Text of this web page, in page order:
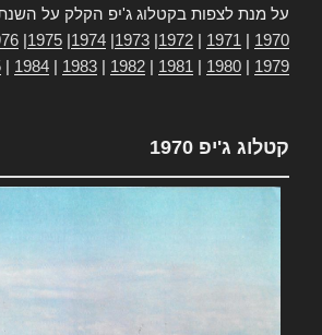
על מנת לצפות בקטלוג ג'יפ הקלק על
1970
1971
1972
1973
1974
1975
1979
1980
1981
1982
1983
1984
קטלוג ג'יפ 1970